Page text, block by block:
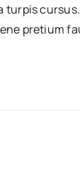
turpis
pretium